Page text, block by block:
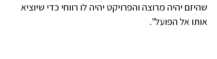
שהיזם יהיה מרוצה והפרויקט יהיה לו רווחי כדי שיוציא
אותו אל הפועל".